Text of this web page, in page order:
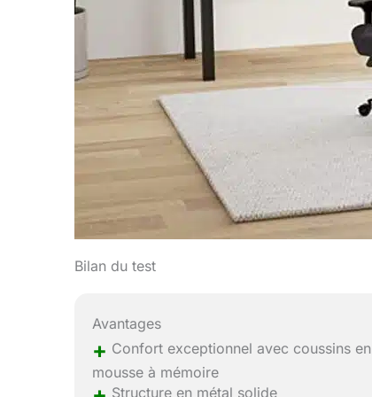
Bilan du test
Avantages
+ Confort exceptionnel avec coussins en
mousse à mémoire
Structure en métal solide